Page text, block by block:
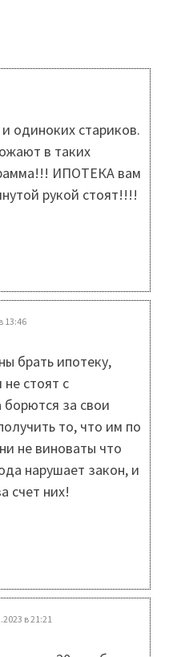
одиноких стариков.
в таких
ИПОТЕКА вам
рукой стоят!!!!
13:46
брать ипотеку,
стоят с
борются за свои
то, что им по
не виноваты что
нарушает закон, и
счет них!
в 21:21